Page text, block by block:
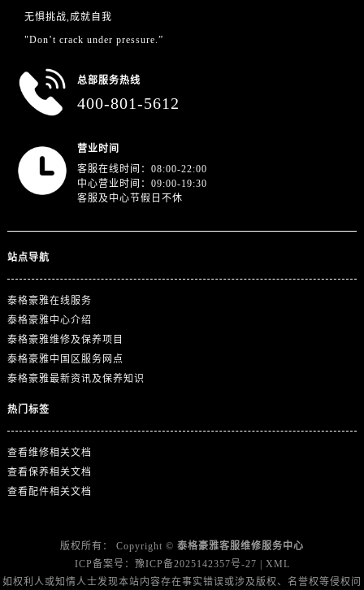
江苏省南京市秦淮区中山南路1号南京中心22层22-C1-C3室泰格豪雅售后服务中心（需提前预约）
江苏省泰州市海陵区永定东路399号置地商务中心东塔（华润万象城）17层1706室泰格豪雅售后服务中心（需提前预约）
无惧挑战,成就自我
"Don’t crack under pressure.”
总部服务热线
400-801-5612
营业时间
客服在线时间：08:00-22:00
中心营业时间：09:00-19:30
客服及中心节假日不休
站点导航
泰格豪雅在线服务
泰格豪雅中心介绍
泰格豪雅维修及保养项目
泰格豪雅中国区服务网点
泰格豪雅最新资讯及保养知识
热门标签
查看维修相关文档
查看保养相关文档
查看配件相关文档
版权所有： Copyright © 泰格豪雅客服维修服务中心
ICP备案号： 豫ICP备2025142357号-27
XML
如权利人或知情人士发现本站内容存在事实错误或涉及版权、名誉权等侵权问